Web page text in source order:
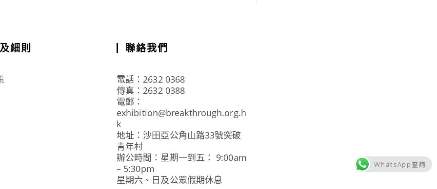
細則 聯絡我們
電話：2632 0368
傳真：2632 0388
電郵：
exhibition@breakthrough.org.h
k
地址：沙田亞公角山路33號突破
青年村
辦公時間：星期一到五： 9:00am
– 5:30pm
星期六、日及公眾假期休息
WhatsApp查詢